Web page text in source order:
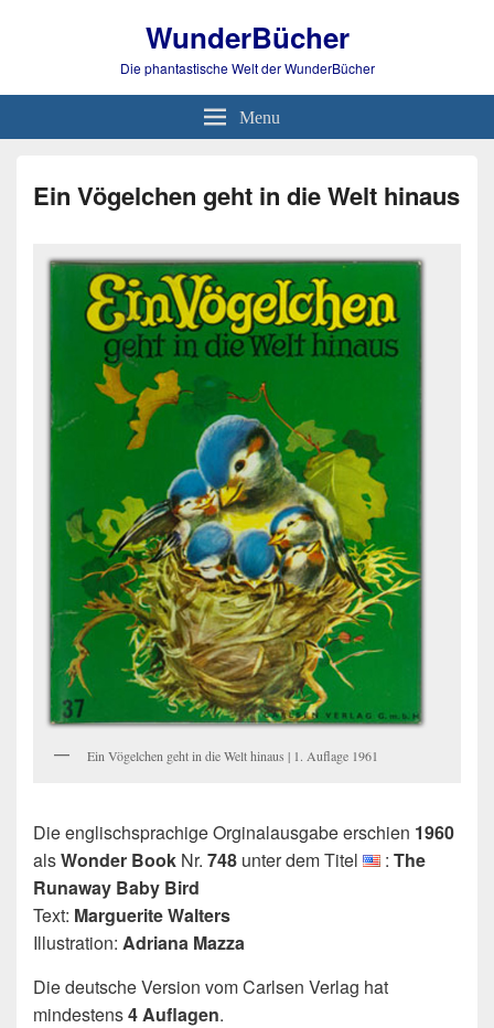
WunderBücher
Die phantastische Welt der WunderBücher
Menu
Ein Vögelchen geht in die Welt hinaus
Ein Vögelchen geht in die Welt hinaus | 1. Auflage 1961
Die englischsprachige Orginalausgabe erschien 1960
alsWonder Book Nr. 748 unter dem Titel : The
Runaway Baby Bird
Text: Marguerite Walters
Illustration: Adriana Mazza
Die deutsche Version vom Carlsen Verlag hat
mindestens4 Auflagen.